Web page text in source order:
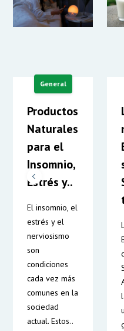
General
Productos
Naturales
para el
Insomnio,
Estrés y..
El insomnio, el
estrés y el
nerviosismo
son
condiciones
cada vez más
comunes en la
sociedad
actual. Estos..